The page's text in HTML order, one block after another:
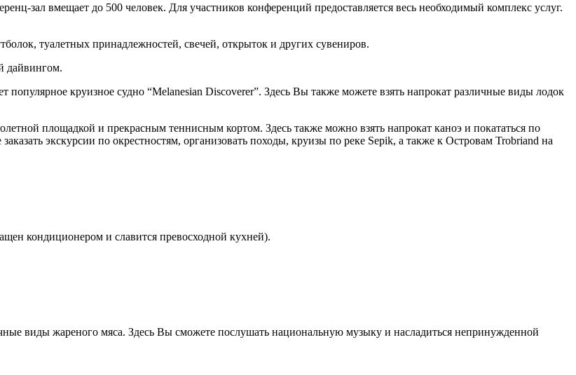
зал вмещает до 500 человек. Для участников конференций предоставляется весь необходимый комплекс услуг.
туалетных принадлежностей, свечей, открыток и других сувениров.
дайвингом.
популярное круизное судно “Melanesian Discoverer”. Здесь Вы также можете взять напрокат различные виды лодок
площадкой и прекрасным теннисным кортом. Здесь также можно взять напрокат каноэ и покататься по
экскурсии по окрестностям, организовать походы, круизы по реке Sepik, а также к Островам Trobriand на
кондиционером и славится превосходной кухней).
виды жареного мяса. Здесь Вы сможете послушать национальную музыку и насладиться непринужденной